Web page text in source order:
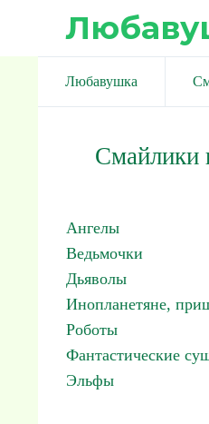
Любавушка
Смайлики
Ангелы
Ведьмочки
Дьяволы
Инопланетяне,
Роботы
Фантастические
Эльфы